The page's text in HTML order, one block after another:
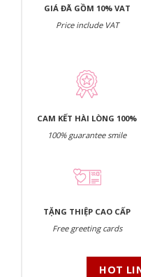
GIÁ ĐÃ GỒM 10% VAT
Price include VAT
CAM KẾT HÀI LÒNG 100%
100% guarantee smile
TẶNG THIỆP CAO CẤP
Free greeting cards
HOT